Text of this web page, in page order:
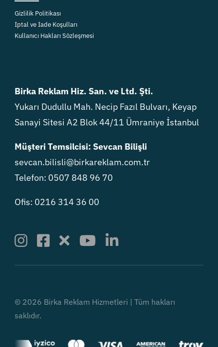
Gizlilik Politikası
İptal ve İade Koşulları
Kullanıcı Hakları Sözleşmesi
Birka Reklam Hiz. San. ve Ltd. Şti.
Yukarı Dudullu Mah. Necip Fazıl Bulvarı, Keyap
Sanayi Sitesi A2 Blok 44/11 Ümraniye İstanbul
Müşteri Temsilcisi: Sevcan Bilişli
sevcan.bilisli@birkareklam.com.tr
Telefon: 0507 848 96 70
Ofis: 0216 314 36 00
© 2026 Birka Reklam Hizmetleri | Tüm hakları
saklıdır.